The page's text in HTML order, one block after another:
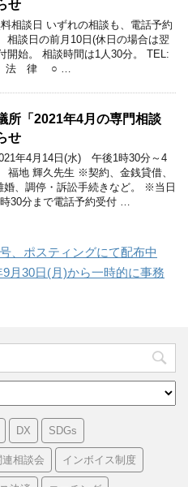
せ
相談日 いずれの相談も、電話予約
相談日の前月10日(休日の場合は翌
開始。 相談時間は1人30分。 TEL:
法 律 ○ …
所「2021年4月の専門相談
せ
4月14日(水) 午後1時30分～4
地 輝久先生 ※契約、金銭貸借、
婚、調停・訴訟手続きなど。 ※当日
30分まで電話予約受付 …
、ポスティングにて配布中
9月30日(月)から一時的に事務
DX SDGs
連相談会 インボイス制度